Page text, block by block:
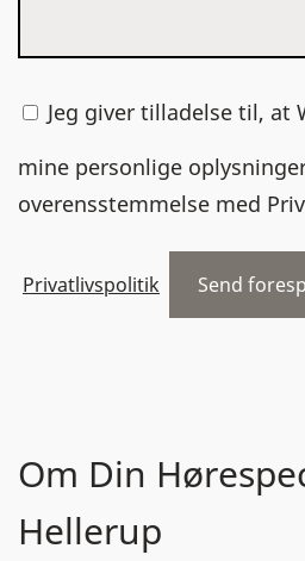
Jeg giver tilladelse til, at
mine personlige
overensstemmelse med
Privatlivspolitik
Om Din
Hellerup